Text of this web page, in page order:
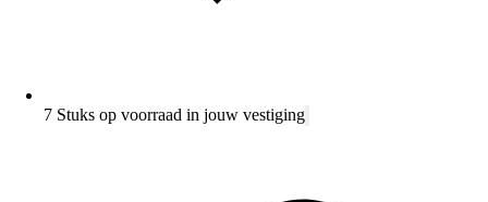
7 Stuks op voorraad in jouw vestiging